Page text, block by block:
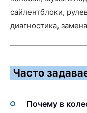
сайлентблоки,
диагностика,
Часто
Почему в